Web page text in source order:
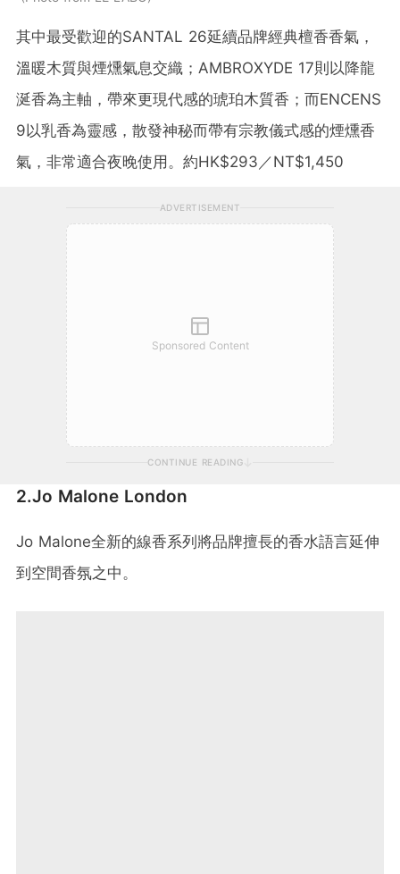
其中最受歡迎的SANTAL 26延續品牌經典檀香香氣，
溫暖木質與煙燻氣息交織；AMBROXYDE 17則以降龍
涎香為主軸，帶來更現代感的琥珀木質香；而ENCENS
9以乳香為靈感，散發神秘而帶有宗教儀式感的煙燻香
氣，非常適合夜晚使用。 約HK$293 ／NT$1,450
ADVERTISEMENT
Sponsored Content
CONTINUE READING
2.Jo Malone London
Jo Malone全新的線香系列將品牌擅長的香水語言延伸
到空間香氛之中。